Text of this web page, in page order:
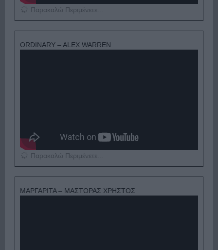
Παρακαλώ Περιμένετε...
ORDINARY – ALEX WARREN
Παρακαλώ Περιμένετε...
ΜΑΡΓΑΡΙΤΑ – ΜΑΣΤΟΡΑΣ ΧΡΗΣΤΟΣ